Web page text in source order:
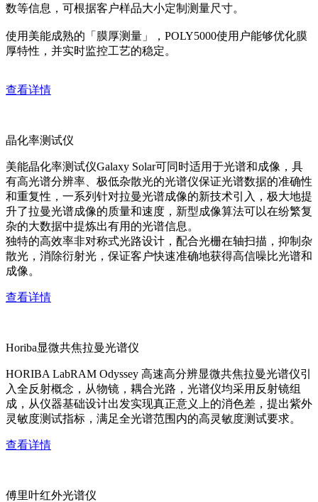
数等信息，可根据客户样品大小定制测量尺寸。
使用美能成熟的「膜厚测量」，POLY5000使用户能够优化膜
厚特性，并实时监控工艺的稳定。
查看详情
晶化率测试仪
美能晶化率测试仪Galaxy Solar可同时适用于光谱和成像，具
有高光谱分辨率、极低杂散光的光谱仪保证光谱数据的准确性
和重复性，一系列针对拉曼光谱成像的新技术引入，极大地提
升了拉曼光谱成像的质量和速度，新型成像算法可以在纷繁复
杂的大数据中提炼出有用的光谱信息。
独特的高效率非对称式光路设计，配合光栅在轴扫描，抑制杂
散光，消除衍射光，保证客户快速准确地获得高信噪比光谱和
成像。
查看详情
Horiba显微共焦拉曼光谱仪
HORIBA LabRAM Odyssey 高速高分辨显微共焦拉曼光谱仪引
入全反射概念，从物镜，耦合光路，光谱仪均采用反射镜组
成，从仪器基础设计出发实现真正意义上的消色差，提出紫外
灵敏度测试指标，满足全光谱范围内的高灵敏度测试要求。
查看详情
傅里叶红外光谱仪